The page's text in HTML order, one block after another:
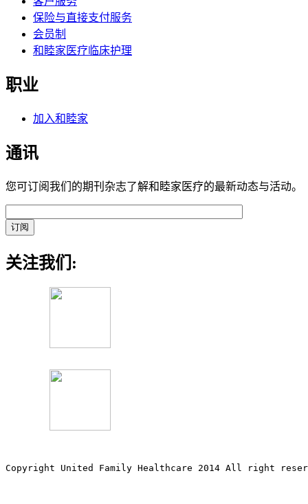
保险与直接支付服务
会员制
和睦家医疗临床护理
职业
加入和睦家
通讯
您可订阅我们的期刊杂志了解和睦家医疗的最新动态与活动。
关注我们:
Copyright United Family Healthcare 2014 All right